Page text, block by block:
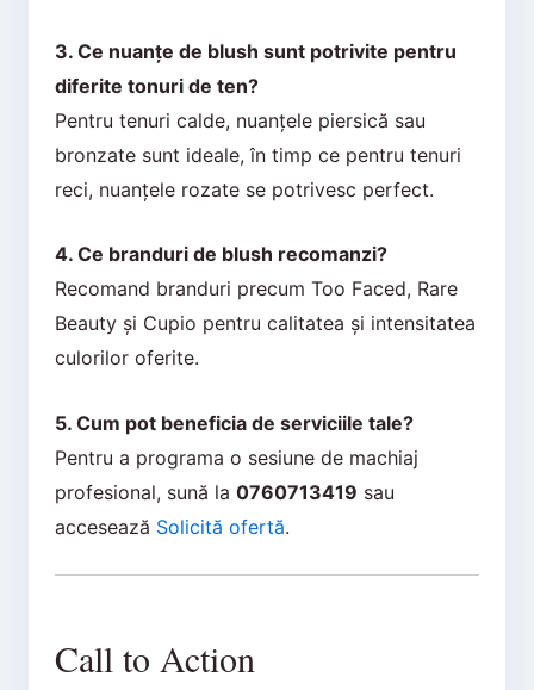
3. Ce nuanțe de blush sunt potrivite pentru
diferite tonuri de ten?
Pentru tenuri calde, nuanțele piersică sau
bronzate sunt ideale, în timp ce pentru tenuri
reci, nuanțele rozate se potrivesc perfect.
4. Ce branduri de blush recomanzi?
Recomand branduri precum Too Faced, Rare
Beauty și Cupio pentru calitatea și intensitatea
culorilor oferite.
5. Cum pot beneficia de serviciile tale?
Pentru a programa o sesiune de machiaj
profesional, sună la 0760713419 sau
accesează Solicită ofertă.
Call to Action